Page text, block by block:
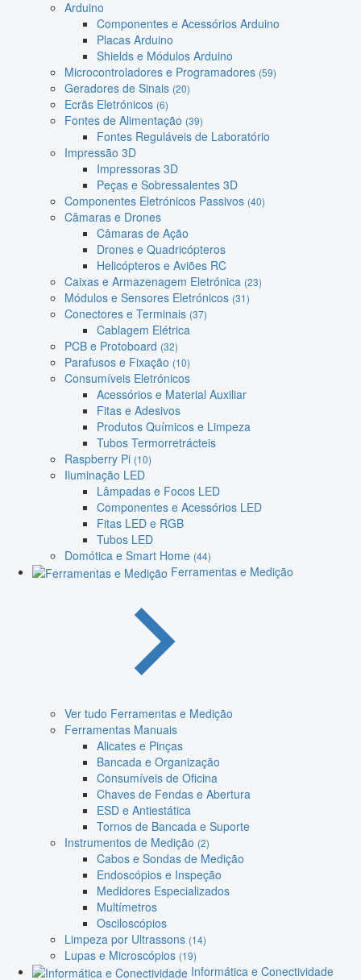
Arduino
Componentes e Acessórios Arduino
Placas Arduino
Shields e Módulos Arduino
Microcontroladores e Programadores (59)
Geradores de Sinais (20)
Ecrãs Eletrónicos (6)
Fontes de Alimentação (39)
Fontes Reguláveis de Laboratório
Impressão 3D
Impressoras 3D
Peças e Sobressalentes 3D
Componentes Eletrónicos Passivos (40)
Câmaras e Drones
Câmaras de Ação
Drones e Quadricópteros
Helicópteros e Aviões RC
Caixas e Armazenagem Eletrónica (23)
Módulos e Sensores Eletrónicos (31)
Conectores e Terminais (37)
Cablagem Elétrica
PCB e Protoboard (32)
Parafusos e Fixação (10)
Consumíveis Eletrónicos
Acessórios e Material Auxiliar
Fitas e Adesivos
Produtos Químicos e Limpeza
Tubos Termorretrácteis
Raspberry Pi (10)
Iluminação LED
Lâmpadas e Focos LED
Componentes e Acessórios LED
Fitas LED e RGB
Tubos LED
Domótica e Smart Home (44)
Ferramentas e Medição
Ver tudo Ferramentas e Medição
Ferramentas Manuais
Alicates e Pinças
Bancada e Organização
Consumíveis de Oficina
Chaves de Fendas e Abertura
ESD e Antiestática
Tornos de Bancada e Suporte
Instrumentos de Medição (2)
Cabos e Sondas de Medição
Endoscópios e Inspeção
Medidores Especializados
Multímetros
Osciloscópios
Limpeza por Ultrassons (14)
Lupas e Microscópios (19)
Informática e Conectividade